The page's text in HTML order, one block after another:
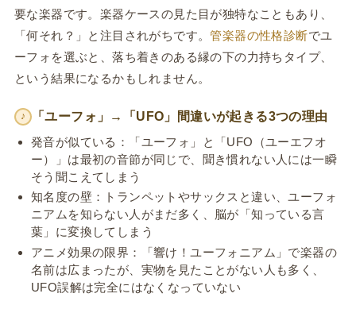
要な楽器です。楽器ケースの見た目が独特なこともあり、
「何それ？」と注目されがちです。管楽器の性格診断でユ
ーフォを選ぶと、落ち着きのある縁の下の力持ちタイプ、
という結果になるかもしれません。
♪
「ユーフォ」→「UFO」間違いが起きる3つの理由
発音が似ている：「ユーフォ」と「UFO（ユーエフオ
ー）」は最初の音節が同じで、聞き慣れない人には一瞬
そう聞こえてしまう
知名度の壁：トランペットやサックスと違い、ユーフォ
ニアムを知らない人がまだ多く、脳が「知っている言
葉」に変換してしまう
アニメ効果の限界：「響け！ユーフォニアム」で楽器の
名前は広まったが、実物を見たことがない人も多く、
UFO誤解は完全にはなくなっていない